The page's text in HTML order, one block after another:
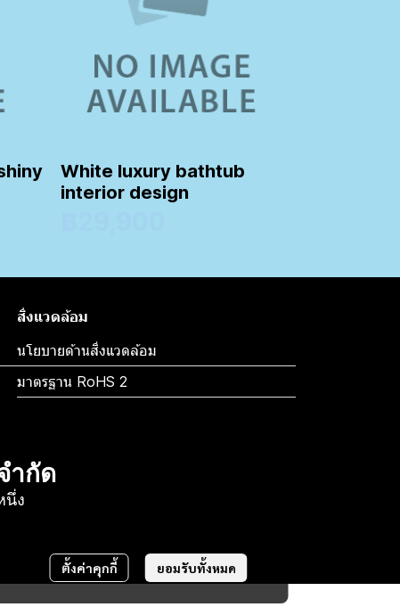
White luxury bathtub
interior design
ตั้งค่าคุกกี้ ยอมรับทั้งหมด
สิ่งแวดล้อม
นโยบายด้านสิ่งแวดล้อม
มาตรฐาน RoHS 2
ำกัด
นึ่ง